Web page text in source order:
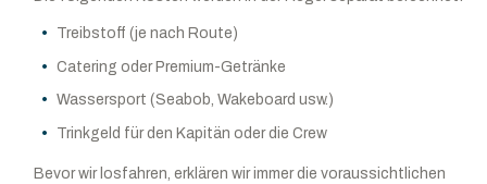
Treibstoff (je nach Route)
Catering oder Premium-Getränke
Wassersport (Seabob, Wakeboard usw.)
Trinkgeld für den Kapitän oder die Crew
Bevor wir losfahren, erklären wir immer die voraussichtlichen